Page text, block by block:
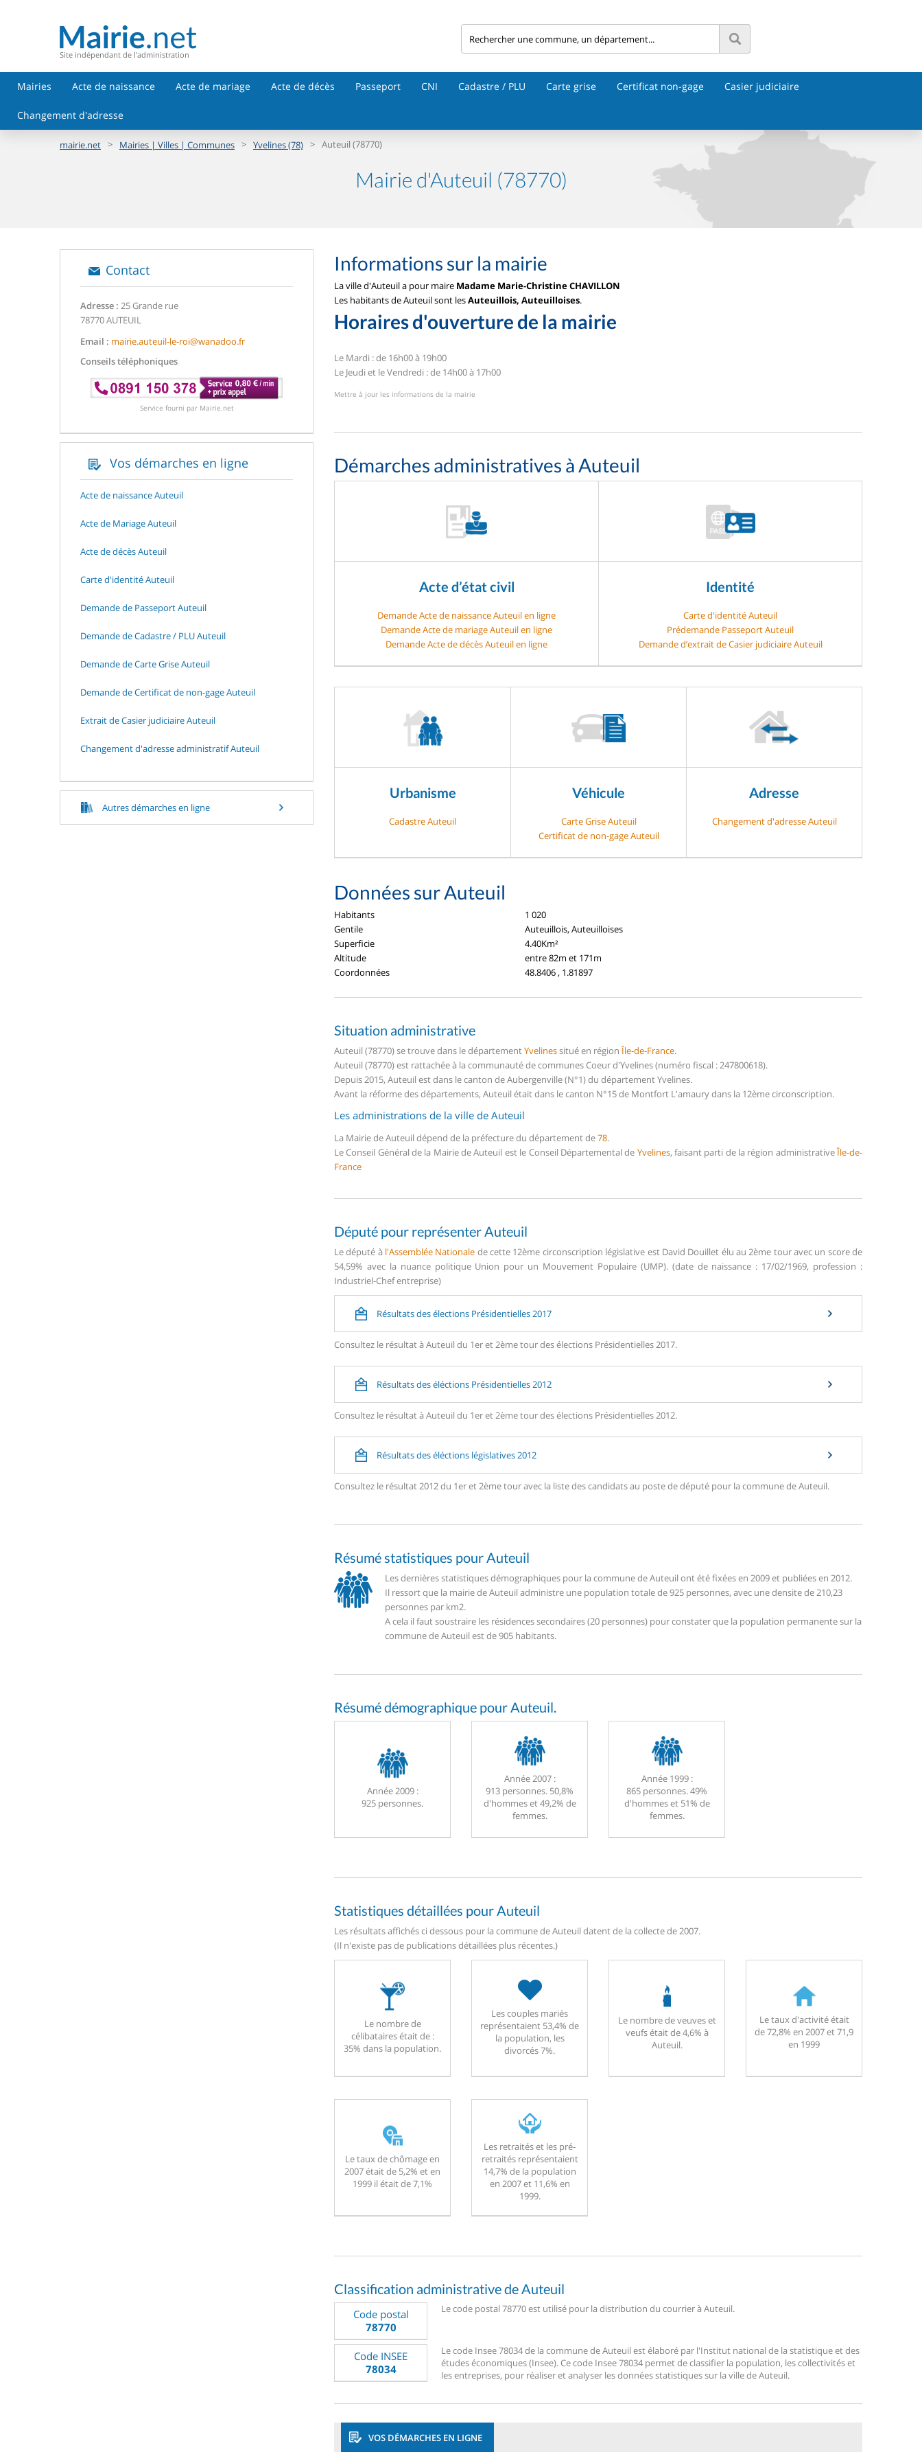
Site indépendant de l'administration
Mairies Acte de naissance Acte de mariage Acte de décès Passeport CNI Cadastre / PLU Carte grise Certificat non-gage Casier judiciaire
Changement d'adresse
mairie.net > Mairies | Villes | Communes > Yvelines (78) > Auteuil (78770)
Mairie d'Auteuil (78770)
Contact
Adresse : 25 Grande rue
78770 AUTEUIL
Email : mairie.auteuil-le-roi@wanadoo.fr
Conseils téléphoniques
Service fourni par Mairie.net
Vos démarches en ligne
Acte de naissance Auteuil
Acte de Mariage Auteuil
Acte de décès Auteuil
Carte d'identité Auteuil
Demande de Passeport Auteuil
Demande de Cadastre / PLU Auteuil
Demande de Carte Grise Auteuil
Demande de Certificat de non-gage Auteuil
Extrait de Casier judiciaire Auteuil
Changement d'adresse administratif Auteuil
Autres démarches en ligne
Informations sur la mairie
La ville d'Auteuil a pour maire Madame Marie-Christine CHAVILLON
Les habitants de Auteuil sont lesAuteuillois, Auteuilloises.
Horaires d'ouverture de la mairie
Le Mardi : de 16h00 à 19h00
Le Jeudi et le Vendredi : de 14h00 à 17h00
Mettre à jour les informations de la mairie
Démarches administratives à Auteuil
Acte d’état civil
Demande Acte de naissance Auteuil en ligne
Demande Acte de mariage Auteuil en ligne
Demande Acte de décès Auteuil en ligne
Identité
Carte d'identité Auteuil
Prédemande Passeport Auteuil
Demande d’extrait de Casier judiciaire Auteuil
Urbanisme
Cadastre Auteuil
Véhicule
Carte Grise Auteuil
Certificat de non-gage Auteuil
Adresse
Changement d'adresse Auteuil
Données sur Auteuil
Habitants
1 020
Gentile
Auteuillois, Auteuilloises
Superficie
4.40Km²
Altitude
entre 82m et 171m
Coordonnées
48.8406 , 1.81897
Situation administrative
Auteuil (78770) se trouve dans le départementYvelinessitué en région Île-de-France.
Auteuil (78770) est rattachée à la communauté de communes Coeur d'Yvelines (numéro fiscal : 247800618).
Depuis 2015, Auteuil est dans le canton de Aubergenville (N°1) du département Yvelines.
Avant la réforme des départements, Auteuil était dans le canton N°15 de Montfort L'amaury dans la 12ème circonscription.
Les administrations de la ville de Auteuil
La Mairie de Auteuil dépend de la préfecture du département de78.
Le Conseil Général de la Mairie de Auteuil est le Conseil Départemental de Yvelines, faisant parti de la région administrativeÎle-de-
France
Député pour représenter Auteuil
Le député à l'Assemblée Nationale de cette 12ème circonscription législative est David Douillet élu au 2ème tour avec un score de
54,59% avec la nuance politique Union pour un Mouvement Populaire (UMP). (date de naissance : 17/02/1969, profession :
Industriel-Chef entreprise)
Résultats des élections Présidentielles 2017
Consultez le résultat à Auteuil du 1er et 2ème tour des élections Présidentielles 2017.
Résultats des éléctions Présidentielles 2012
Consultez le résultat à Auteuil du 1er et 2ème tour des élections Présidentielles 2012.
Résultats des éléctions législatives 2012
Consultez le résultat 2012 du 1er et 2ème tour avec la liste des candidats au poste de député pour la commune de Auteuil.
Résumé statistiques pour Auteuil
Les dernières statistiques démographiques pour la commune de Auteuil ont été fixées en 2009 et publiées en 2012.
Il ressort que la mairie de Auteuil administre une population totale de 925 personnes, avec une densite de 210,23
personnes par km2.
A cela il faut soustraire les résidences secondaires (20 personnes) pour constater que la population permanente sur la
commune de Auteuil est de 905 habitants.
Résumé démographique pour Auteuil.
Année 2009 :
925 personnes.
Année 2007 :
913 personnes. 50,8%
d'hommes et 49,2% de
femmes.
Année 1999 :
865 personnes. 49%
d'hommes et 51% de
femmes.
Statistiques détaillées pour Auteuil
Les résultats affichés ci dessous pour la commune de Auteuil datent de la collecte de 2007.
(Il n'existe pas de publications détaillées plus récentes.)
Le nombre de
célibataires était de :
35% dans la population.
Les couples mariés
représentaient 53,4% de
la population, les
divorcés 7%.
Le nombre de veuves et
veufs était de 4,6% à
Auteuil.
Le taux d'activité était
de 72,8% en 2007 et 71,9
en 1999
Le taux de chômage en
2007 était de 5,2% et en
1999 il était de 7,1%
Les retraités et les pré-
retraités représentaient
14,7% de la population
en 2007 et 11,6% en
1999.
Classification administrative de Auteuil
Code postal
78770
Le code postal 78770 est utilisé pour la distribution du courrier à Auteuil.
Code INSEE
78034
Le code Insee 78034 de la commune de Auteuil est élaboré par l'Institut national de la statistique et des
études économiques (Insee). Ce code Insee 78034 permet de classifier la population, les collectivités et
les entreprises, pour réaliser et analyser les données statistiques sur la ville de Auteuil.
VOS DÉMARCHES EN LIGNE